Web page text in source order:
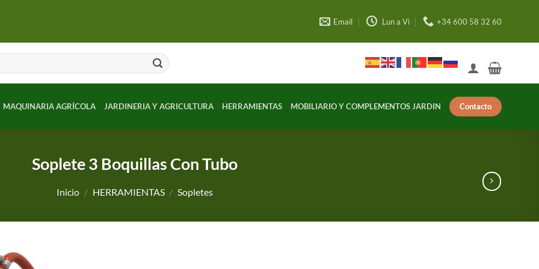
Email Lun a Vi +34 600 58 32 60
MAQUINARIA AGRÍCOLA JARDINERIA Y AGRICULTURA HERRAMIENTAS MOBILIARIO Y COMPLEMENTOS JARDIN Contacto
Soplete 3 Boquillas Con Tubo
Inicio / HERRAMIENTAS / Sopletes